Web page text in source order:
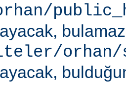
orhan/